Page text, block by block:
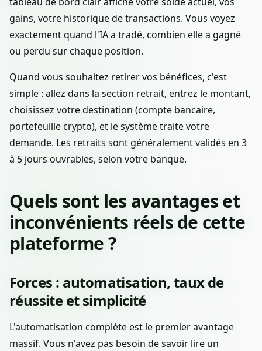
gains, votre historique de transactions. Vous voyez
exactement quand l'IA a tradé, combien elle a gagné
ou perdu sur chaque position.
Quand vous souhaitez retirer vos bénéfices, c'est
simple : allez dans la section retrait, entrez le montant,
choisissez votre destination (compte bancaire,
portefeuille crypto), et le système traite votre
demande. Les retraits sont généralement validés en 3
à 5 jours ouvrables, selon votre banque.
Quels sont les avantages et
inconvénients réels de cette
plateforme ?
Forces : automatisation, taux de
réussite et simplicité
L'automatisation complète est le premier avantage
massif. Vous n'avez pas besoin de savoir lire un